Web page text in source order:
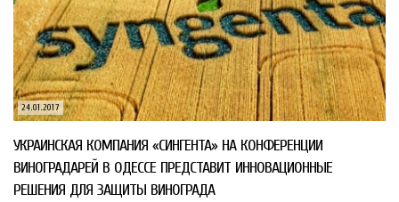
24.01.2017
УКРАИНСКАЯ КОМПАНИЯ «СИНГЕНТА» НА КОНФЕРЕНЦИИ
ВИНОГРАДАРЕЙ В ОДЕССЕ ПРЕДСТАВИТ ИННОВАЦИОННЫЕ
РЕШЕНИЯ ДЛЯ ЗАЩИТЫ ВИНОГРАДА